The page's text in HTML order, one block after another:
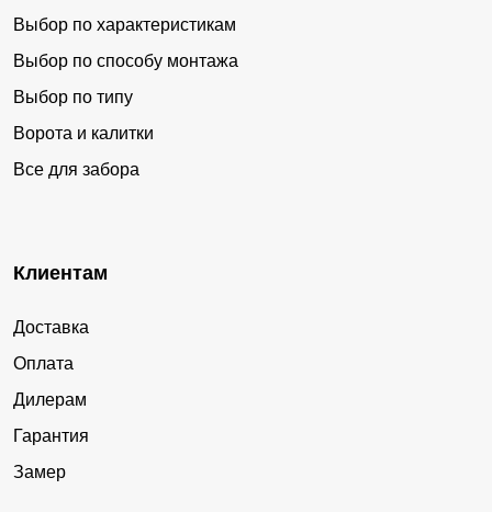
Выбор по характеристикам
Выбор по способу монтажа
Выбор по типу
Ворота и калитки
Все для забора
Клиентам
Доставка
Оплата
Дилерам
Гарантия
Замер